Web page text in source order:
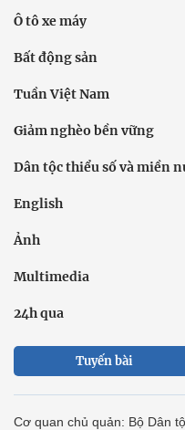
Ô tô xe máy
Bất động sản
Tuần Việt Nam
Giảm nghèo bền vững
Dân tộc thiểu số và miền
English
Ảnh
Multimedia
24h qua
Tuyến bài
Cơ quan chủ quản: Bộ Dân